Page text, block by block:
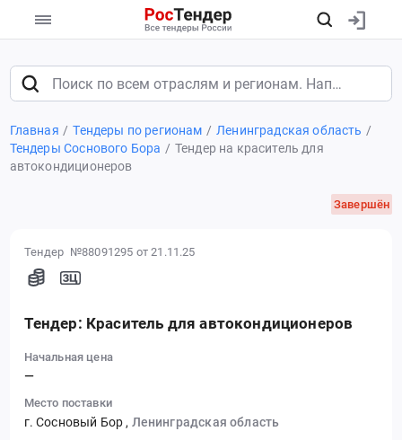
Главная Тендеры по регионам
Ленинградская область
Тендеры Соснового Бора
Тендер на краситель для
автокондиционеров
Завершён
Тендер №88091295 от 21.11.25
Тендер: Краситель для автокондиционеров
Начальная цена
—
Место поставки
г. Сосновый Бор , Ленинградская область